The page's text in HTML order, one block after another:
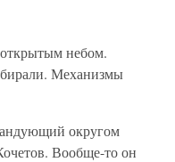
небом.
Механизмы
округом
Вообще-то он